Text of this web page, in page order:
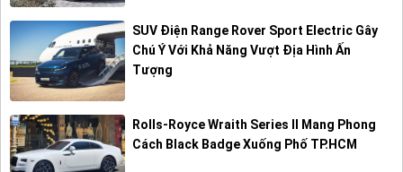
SUV Điện Range Rover Sport Electric Gây
Chú Ý Với Khả Năng Vượt Địa Hình Ấn
Tượng
Rolls-Royce Wraith Series II Mang Phong
Cách Black Badge Xuống Phố TP.HCM